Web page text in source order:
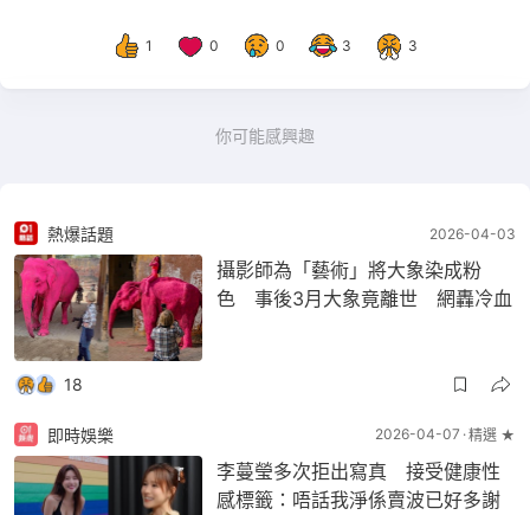
1 0 0 3 3
你可能感興趣
熱爆話題 2026-04-03
攝影師為「藝術」將大象染成粉
色 事後3月大象竟離世 網轟冷血
18
即時娛樂 2026-04-07 精選 ★
李蔓瑩多次拒出寫真 接受健康性
感標籤：唔話我淨係賣波已好多謝